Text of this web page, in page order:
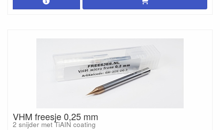
VHM freesje 0,25 mm
2 snijder met TiAIN coating